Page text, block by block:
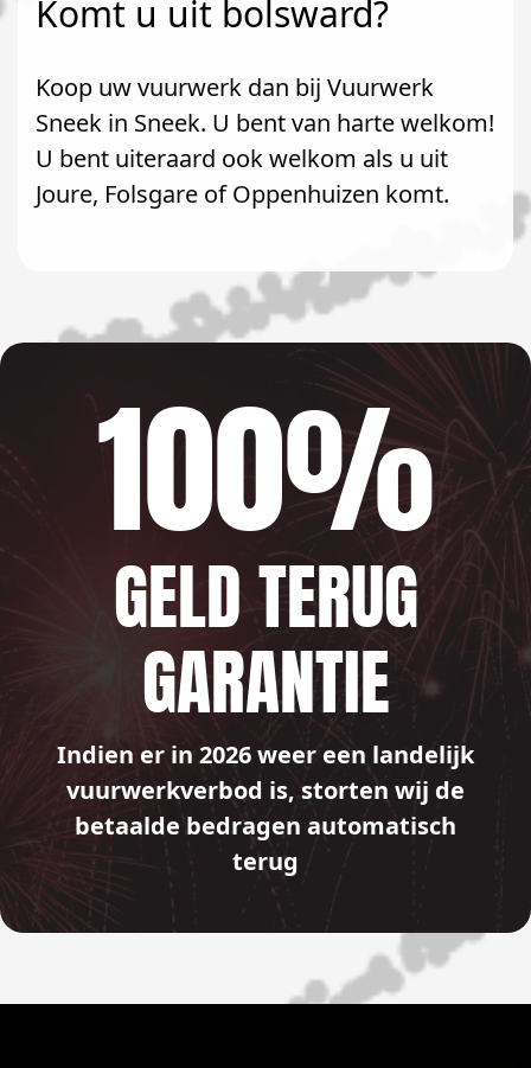
Komt u uit bolsward?
Koop uw vuurwerk dan bij Vuurwerk
Sneek in Sneek. U bent van harte welkom!
U bent uiteraard ook welkom als u uit
Joure, Folsgare of Oppenhuizen komt.
100%
GELD TERUG
GARANTIE
Indien er in 2026 weer een landelijk
vuurwerkverbod is, storten wij de
betaalde bedragen automatisch
terug